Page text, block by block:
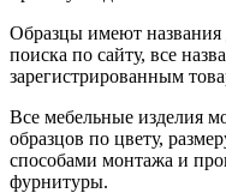
Образцы имеют названия
поиска по сайту, все
зарегистрированным
Все мебельные изделия
образцов по цвету,
способами монтажа и
фурнитуры.